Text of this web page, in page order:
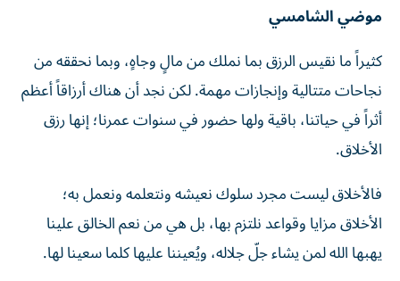
موضي الشامسي
كثيراً ما نقيس الرزق بما نملك من مالٍ وجاهٍ، وبما نحققه من
نجاحات متتالية وإنجازات مهمة. لكن نجد أن هناك أرزاقاً أعظم
أثراً في حياتنا، باقية ولها حضور في سنوات عمرنا؛ إنها رزق
الأخلاق.
فالأخلاق ليست مجرد سلوك نعيشه ونتعلمه ونعمل به؛
الأخلاق مزايا وقواعد نلتزم بها، بل هي من نعم الخالق علينا
يهبها الله لمن يشاء جلّ جلاله، ويُعيننا عليها كلما سعينا لها.